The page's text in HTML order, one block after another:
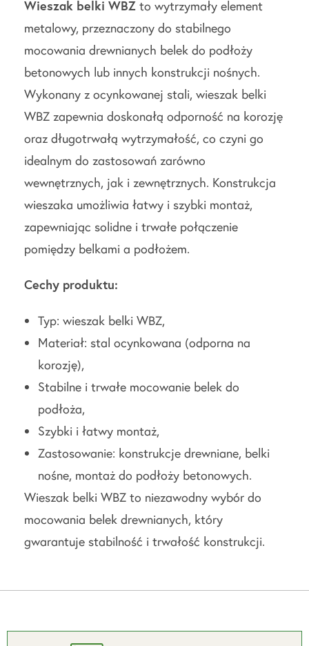
Wieszak belki WBZ to wytrzymały element
metalowy, przeznaczony do stabilnego
mocowania drewnianych belek do podłoży
betonowych lub innych konstrukcji nośnych.
Wykonany z ocynkowanej stali, wieszak belki
WBZ zapewnia doskonałą odporność na korozję
oraz długotrwałą wytrzymałość, co czyni go
idealnym do zastosowań zarówno
wewnętrznych, jak i zewnętrznych. Konstrukcja
wieszaka umożliwia łatwy i szybki montaż,
zapewniając solidne i trwałe połączenie
pomiędzy belkami a podłożem.
Cechy produktu:
Typ: wieszak belki WBZ,
Materiał: stal ocynkowana (odporna na
korozję),
Stabilne i trwałe mocowanie belek do
podłoża,
Szybki i łatwy montaż,
Zastosowanie: konstrukcje drewniane, belki
nośne, montaż do podłoży betonowych.
Wieszak belki WBZ to niezawodny wybór do
mocowania belek drewnianych, który
gwarantuje stabilność i trwałość konstrukcji.